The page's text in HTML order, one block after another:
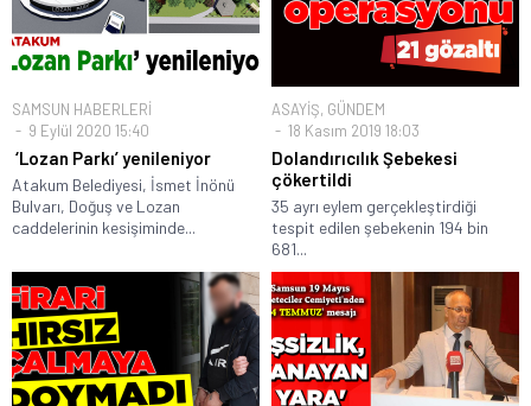
SAMSUN HABERLERİ
9 Eylül 2020 15:40
‘Lozan Parkı’ yenileniyor
Atakum Belediyesi, İsmet İnönü
Bulvarı, Doğuş ve Lozan
caddelerinin kesişiminde...
ASAYİŞ, GÜNDEM
18 Kasım 2019 18:03
Dolandırıcılık Şebekesi
çökertildi
35 ayrı eylem gerçekleştirdiği
tespit edilen şebekenin 194 bin
681...